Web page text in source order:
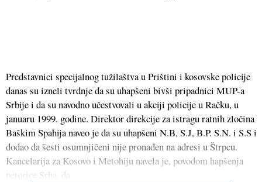
Predstavnici specijalnog tužilaštva u Prištini i kosovske policije
danas su izneli tvrdnje da su uhapšeni bivši pripadnici MUP-a
Srbije i da su navodno učestvovali u akciji policije u Račku, u
januaru 1999. godine. Direktor direkcije za istragu ratnih zločina
Baškim Spahija naveo je da su uhapšeni N.B, S.J, B.P. S.N. i S.S i
dodao da šesti osumnjičeni nije pronađen na adresi u Štrpcu.
Kancelarija za Kosovo i Metohiju navela je, povodom hapšenja
petorice Srba, da